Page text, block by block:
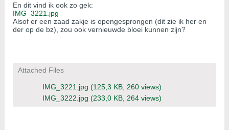
En dit vind ik ook zo gek:
IMG_3221.jpg
Alsof er een zaad zakje is opengesprongen (dit zie ik her en
der op de bz), zou ook vernieuwde bloei kunnen zijn?
Attached Files
IMG_3221.jpg (125,3 KB, 260 views)
IMG_3222.jpg (233,0 KB, 264 views)